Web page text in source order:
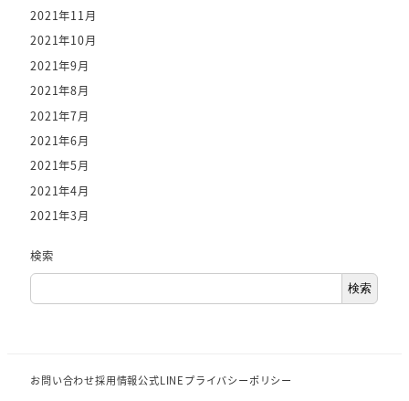
2021年11月
2021年10月
2021年9月
2021年8月
2021年7月
2021年6月
2021年5月
2021年4月
2021年3月
検索
検索
お問い合わせ採用情報公式LINEプライバシーポリシー